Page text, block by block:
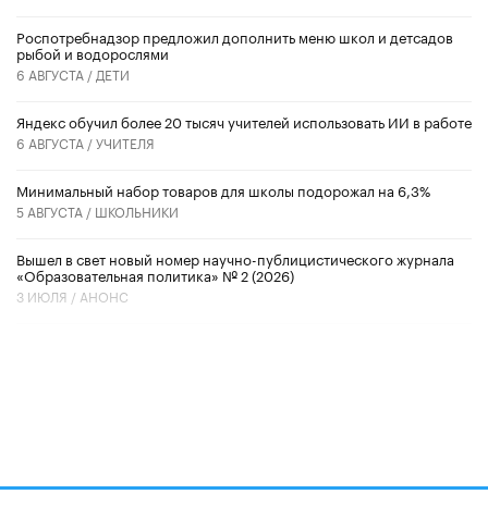
Роспотребнадзор предложил дополнить меню школ и детсадов
рыбой и водорослями
6 АВГУСТА / ДЕТИ
​Яндекс обучил более 20 тысяч учителей использовать ИИ в работе
6 АВГУСТА /УЧИТЕЛЯ
Минимальный набор товаров для школы подорожал на 6,3%
5 АВГУСТА / ШКОЛЬНИКИ
Вышел в свет новый номер научно-публицистического журнала
«Образовательная политика» № 2 (2026)
3 ИЮЛЯ / АНОНС